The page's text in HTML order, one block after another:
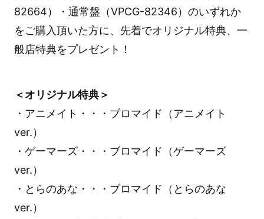
82664）・通常盤（VPCG-82346）のいずれか
をご購入頂いた方に、先着でオリジナル特典、一
般店特典をプレゼント！
＜オリジナル特典＞
・アニメイト・・・ブロマイド（アニメイト
ver.）
・ゲーマーズ・・・ブロマイド（ゲーマーズ
ver.）
・とらのあな・・・ブロマイド（とらのあな
ver.）